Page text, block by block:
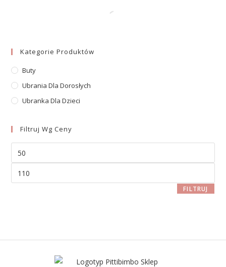
Kategorie Produktów
Buty
Ubrania Dla Dorosłych
Ubranka Dla Dzieci
Filtruj Wg Ceny
FILTRUJ